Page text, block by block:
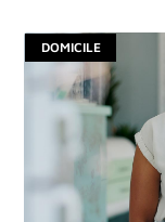
DOMICILE